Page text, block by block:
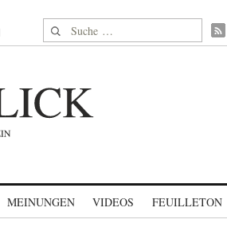
Suche nach:
MEINUNGEN VIDEOS FEUILLETON